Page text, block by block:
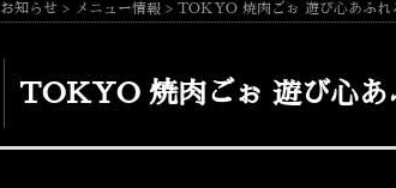
お知らせ > メニュー情報 > TOKYO 焼肉ごぉ 遊び心あふれ
TOKYO 焼肉ごぉ 遊び心あ